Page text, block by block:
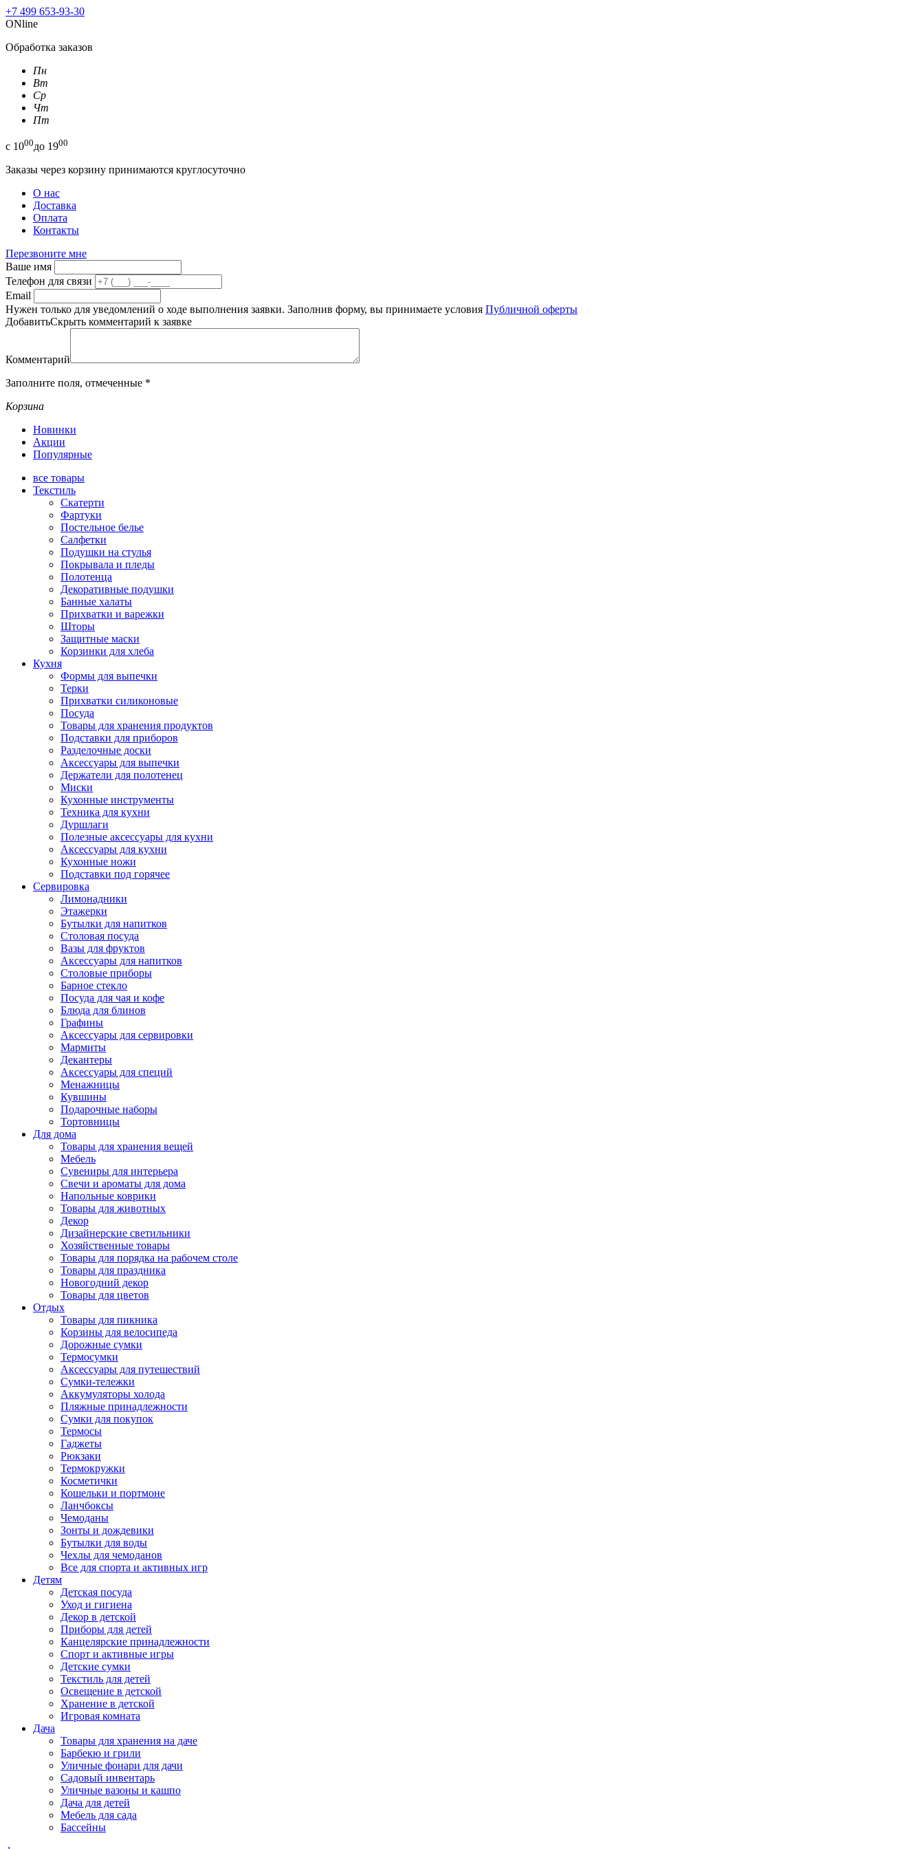
+7 499 653-93-30
ONline
Обработка заказов
Пн
Вт
Ср
Чт
Пт
с 1000до 1900
Заказы через корзину принимаются круглосуточно
О нас
Доставка
Оплата
Контакты
Перезвоните мне
Ваше имя
Телефон для связи
Email
Нужен только для уведомлений о ходе выполнения заявки. Заполнив форму, вы принимаете условия Публичной оферты
ДобавитьСкрыть комментарий к заявке
Комментарий
Заполните поля, отмеченные *
Корзина
Новинки
Акции
Популярные
все товары
Текстиль
Скатерти
Фартуки
Постельное белье
Салфетки
Подушки на стулья
Покрывала и пледы
Полотенца
Декоративные подушки
Банные халаты
Прихватки и варежки
Шторы
Защитные маски
Корзинки для хлеба
Кухня
Формы для выпечки
Терки
Прихватки силиконовые
Посуда
Товары для хранения продуктов
Подставки для приборов
Разделочные доски
Аксессуары для выпечки
Держатели для полотенец
Миски
Кухонные инструменты
Техника для кухни
Дуршлаги
Полезные аксессуары для кухни
Аксессуары для кухни
Кухонные ножи
Подставки под горячее
Сервировка
Лимонадники
Этажерки
Бутылки для напитков
Столовая посуда
Вазы для фруктов
Аксессуары для напитков
Столовые приборы
Барное стекло
Посуда для чая и кофе
Блюда для блинов
Графины
Аксессуары для сервировки
Мармиты
Декантеры
Аксессуары для специй
Менажницы
Кувшины
Подарочные наборы
Тортовницы
Для дома
Товары для хранения вещей
Мебель
Сувениры для интерьера
Свечи и ароматы для дома
Напольные коврики
Товары для животных
Декор
Дизайнерские светильники
Хозяйственные товары
Товары для порядка на рабочем столе
Товары для праздника
Новогодний декор
Товары для цветов
Отдых
Товары для пикника
Корзины для велосипеда
Дорожные сумки
Термосумки
Аксессуары для путешествий
Сумки-тележки
Аккумуляторы холода
Пляжные принадлежности
Сумки для покупок
Термосы
Гаджеты
Рюкзаки
Термокружки
Косметички
Кошельки и портмоне
Ланчбоксы
Чемоданы
Зонты и дождевики
Бутылки для воды
Чехлы для чемоданов
Все для спорта и активных игр
Детям
Детская посуда
Уход и гигиена
Декор в детской
Приборы для детей
Канцелярские принадлежности
Спорт и активные игры
Детские сумки
Текстиль для детей
Освещение в детской
Хранение в детской
Игровая комната
Дача
Товары для хранения на даче
Барбекю и грили
Уличные фонари для дачи
Садовый инвентарь
Уличные вазоны и кашпо
Дача для детей
Мебель для сада
Бассейны